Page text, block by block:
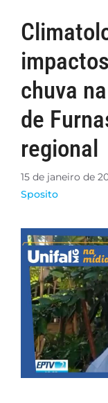
chuva
de
regional
15 de janeiro de
Sposito